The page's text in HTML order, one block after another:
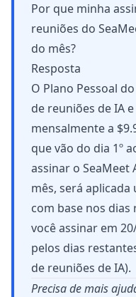
Por que minha
reuniões do
do mês?
Resposta
O Plano Pessoal
de reuniões de IA
mensalmente a
que vão do dia 1º
assinar o SeaMeet
mês, será
com base nos
você assinar em
pelos dias
de reuniões de IA).
Precisa de mais